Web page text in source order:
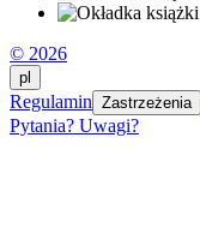
© 2026
pl
Regulamin Zastrzeżenia
Pytania? Uwagi?